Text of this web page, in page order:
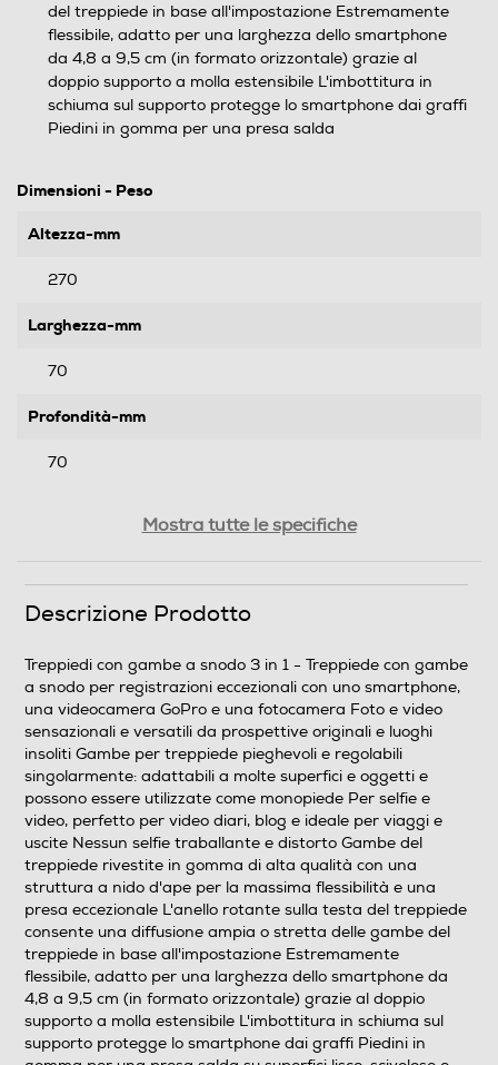
del treppiede in base all'impostazione Estremamente
flessibile, adatto per una larghezza dello smartphone
da 4,8 a 9,5 cm (in formato orizzontale) grazie al
doppio supporto a molla estensibile L'imbottitura in
schiuma sul supporto protegge lo smartphone dai graffi
Piedini in gomma per una presa salda
Dimensioni - Peso
Altezza-mm
270
Larghezza-mm
70
Profondità-mm
70
Informazioni sulla sicurezza del prodotto
Clicca qui
Mostra tutte le specifiche
Descrizione Prodotto
Treppiedi con gambe a snodo 3 in 1 - Treppiede con gambe
a snodo per registrazioni eccezionali con uno smartphone,
una videocamera GoPro e una fotocamera Foto e video
sensazionali e versatili da prospettive originali e luoghi
insoliti Gambe per treppiede pieghevoli e regolabili
singolarmente: adattabili a molte superfici e oggetti e
possono essere utilizzate come monopiede Per selfie e
video, perfetto per video diari, blog e ideale per viaggi e
uscite Nessun selfie traballante e distorto Gambe del
treppiede rivestite in gomma di alta qualità con una
struttura a nido d'ape per la massima flessibilità e una
presa eccezionale L'anello rotante sulla testa del treppiede
consente una diffusione ampia o stretta delle gambe del
treppiede in base all'impostazione Estremamente
flessibile, adatto per una larghezza dello smartphone da
4,8 a 9,5 cm (in formato orizzontale) grazie al doppio
supporto a molla estensibile L'imbottitura in schiuma sul
supporto protegge lo smartphone dai graffi Piedini in